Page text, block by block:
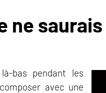
ne
bas pendant les
avec une